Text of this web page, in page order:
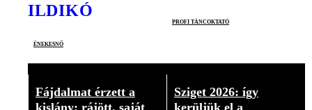
ILDIKÓ
énekesnő
profi táncoktató
Fájdalmat érzett a
Sziget 2026: így